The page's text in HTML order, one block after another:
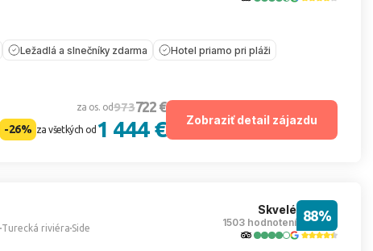
Ležadlá a slnečníky zdarma Hotel priamo pri pláži
za os. od973722 €
-26% za všetkých od 1 444 € Zobraziť detail zájazdu
Turecká riviéraSide
Skvelé
1503 hodnotení 88%